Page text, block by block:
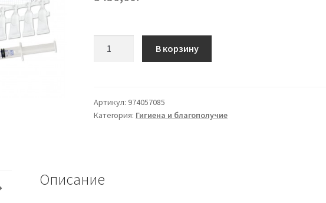
Kit
20fl
В корзину
Артикул: 974057085
Категория: Гигиена и благополучие
Описание